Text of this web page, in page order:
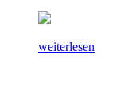
weiterlesen